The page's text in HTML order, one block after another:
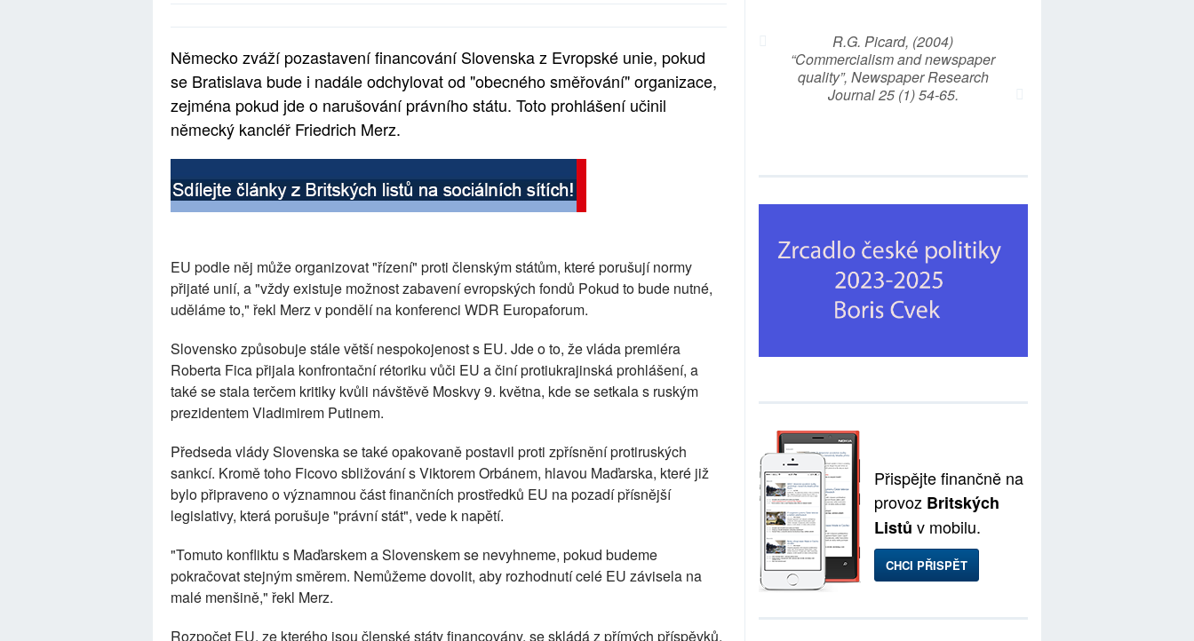
Německo zváží pozastavení financování Slovenska z Evropské unie, pokud
se Bratislava bude i nadále odchylovat od "obecného směřování" organizace,
zejména pokud jde o narušování právního státu. Toto prohlášení učinil
německý kancléř Friedrich Merz.
EU podle něj může organizovat "řízení" proti členským státům, které porušují normy
přijaté unií, a "vždy existuje možnost zabavení evropských fondů Pokud to bude nutné,
uděláme to," řekl Merz v pondělí na konferenci WDR Europaforum.
Slovensko způsobuje stále větší nespokojenost s EU. Jde o to, že vláda premiéra
Roberta Fica přijala konfrontační rétoriku vůči EU a činí protiukrajinská prohlášení, a
také se stala terčem kritiky kvůli návštěvě Moskvy 9. května, kde se setkala s ruským
prezidentem Vladimirem Putinem.
Předseda vlády Slovenska se také opakovaně postavil proti zpřísnění protiruských
sankcí. Kromě toho Ficovo sbližování s Viktorem Orbánem, hlavou Maďarska, které již
bylo připraveno o významnou část finančních prostředků EU na pozadí přísnější
legislativy, která porušuje "právní stát", vede k napětí.
"Tomuto konfliktu s Maďarskem a Slovenskem se nevyhneme, pokud budeme
pokračovat stejným směrem. Nemůžeme dovolit, aby rozhodnutí celé EU závisela na
malé menšině," řekl Merz.
Rozpočet EU, ze kterého jsou členské státy financovány, se skládá z přímých příspěvků,
R.G. Picard, (2004)
“Commercialism and newspaper
quality”, Newspaper Research
Journal 25 (1) 54-65.
Přispějte finančně na
provoz Britských
Listů v mobilu.
CHCI PŘISPĚT